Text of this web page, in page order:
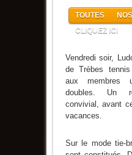
TOUTES
CLIQUEZ ICI
Vendredi soir,
de Trèbes
aux membres
doubles. Un
convivial, avant
vacances.
Sur le mode tie-